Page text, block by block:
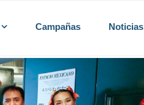
Campañas Noticias